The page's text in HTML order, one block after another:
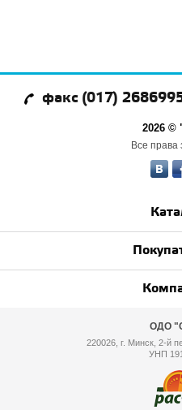
факс (017)
2026 ©
Все
ОДО
220026, г. Минск, 2-й
УНП